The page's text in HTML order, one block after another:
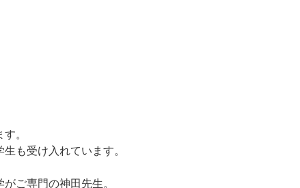
。
も受け入れています。
ご専門の神田先生。